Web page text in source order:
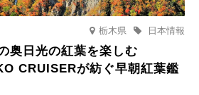
栃木県 日本情報
奥日光の紅葉を楽しむ
CRUISERが紡ぐ早朝紅葉鑑